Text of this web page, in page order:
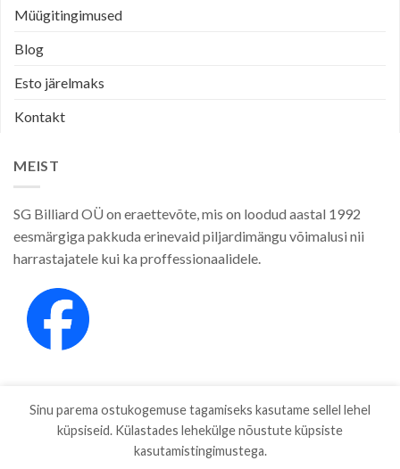
Müügitingimused
Blog
Esto järelmaks
Kontakt
MEIST
SG Billiard OÜ on eraettevõte, mis on loodud aastal 1992
eesmärgiga pakkuda erinevaid piljardimängu võimalusi nii
harrastajatele kui ka proffessionaalidele.
KAUBAMÄRGID ETTEVÕTTEST
PRIVAATSUSPOLIITIKA
Sinu parema ostukogemuse tagamiseks kasutame sellel lehel
küpsiseid. Külastades lehekülge nõustute küpsiste
kasutamistingimustega.